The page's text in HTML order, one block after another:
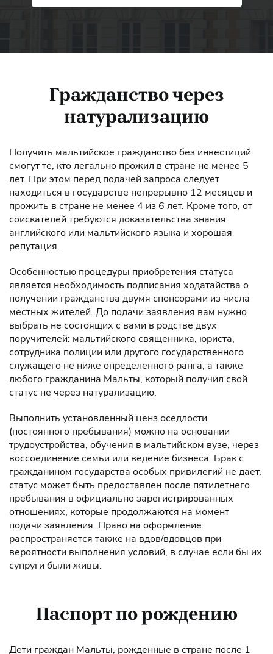
Гражданство через
натурализацию
Получить мальтийское гражданство без инвестиций
смогут те, кто легально прожил в стране не менее 5
лет. При этом перед подачей запроса следует
находиться в государстве непрерывно 12 месяцев и
прожить в стране не менее 4 из 6 лет. Кроме того, от
соискателей требуются доказательства знания
английского или мальтийского языка и хорошая
репутация.
Особенностью процедуры приобретения статуса
является необходимость подписания ходатайства о
получении гражданства двумя спонсорами из числа
местных жителей. До подачи заявления вам нужно
выбрать не состоящих с вами в родстве двух
поручителей: мальтийского священника, юриста,
сотрудника полиции или другого государственного
служащего не ниже определенного ранга, а также
любого гражданина Мальты, который получил свой
статус не через натурализацию.
Выполнить установленный ценз оседлости
(постоянного пребывания) можно на основании
трудоустройства, обучения в мальтийском вузе, через
воссоединение семьи или ведение бизнеса. Брак с
гражданином государства особых привилегий не дает,
статус может быть предоставлен после пятилетнего
пребывания в официально зарегистрированных
отношениях, которые продолжаются на момент
подачи заявления. Право на оформление
распространяется также на вдов/вдовцов при
вероятности выполнения условий, в случае если бы их
супруги были живы.
Паспорт по рождению
Дети граждан Мальты, рожденные в стране после 1